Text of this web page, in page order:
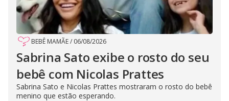
BEBÊ MAMÃE/ 06/08/2026
Sabrina Sato exibe o rosto do seu
bebê com Nicolas Prattes
Sabrina Sato e Nicolas Prattes mostraram o rosto do bebê
menino que estão esperando.